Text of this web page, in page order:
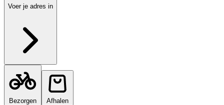
Voer je adres in
Bezorgen Afhalen